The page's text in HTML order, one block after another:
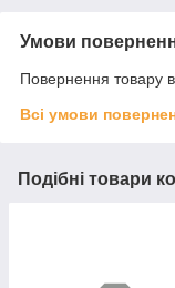
Умови
Повернення товару
Всі умови
Подібні товари